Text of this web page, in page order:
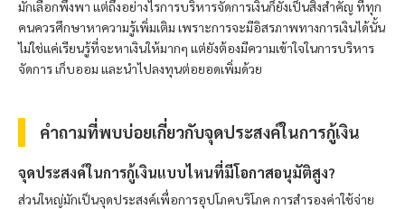
มักเลือกพึ่งพา แต่ถึงอย่างไรการบริหารจัดการเงินก็ยังเป็นสิ่งสำคัญ ที่ทุก
คนควรศึกษาหาความรู้เพิ่มเติม เพราะการจะมีอิสรภาพทางการเงินได้นั้น
ไม่ใช่แค่เรียนรู้ที่จะหาเงินให้มากๆ แต่ยังต้องมีความเข้าใจในการบริหาร
จัดการ เก็บออม และนำไปลงทุนต่อยอดเพิ่มด้วย
คำถามที่พบบ่อยเกี่ยวกับจุดประสงค์ในการกู้เงิน
จุดประสงค์ในการกู้เงินแบบไหนที่มีโอกาสอนุมัติสูง?
ส่วนใหญ่มักเป็นจุดประสงค์เพื่อการอุปโภคบริโภค การสำรองค่าใช้จ่าย